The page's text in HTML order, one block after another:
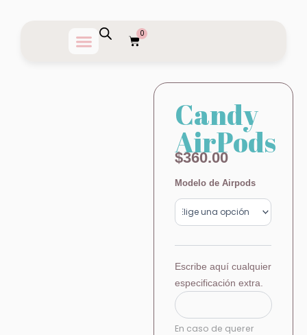
0
Carrito
Candy
AirPods
$360.00
Modelo de Airpods
Escribe aquí cualquier
especificación extra.
En caso de querer
Candy
cantidad